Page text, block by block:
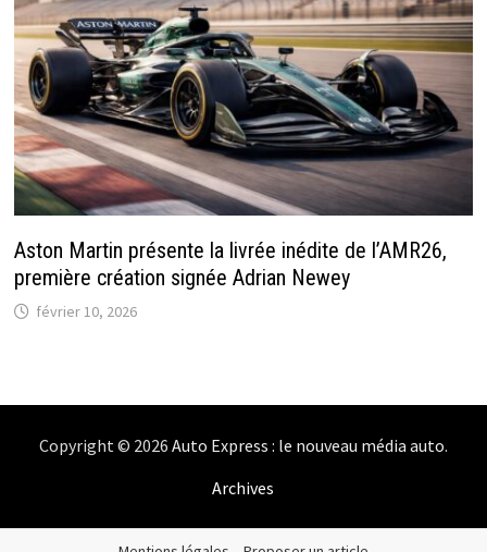
Aston Martin présente la livrée inédite de l’AMR26,
première création signée Adrian Newey
février 10, 2026
Copyright © 2026 Auto Express : le nouveau média auto.
Archives